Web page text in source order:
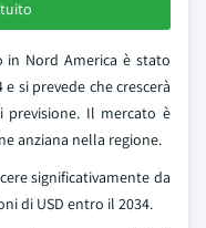
in Nord America è stato
si prevede che crescerà
previsione. Il mercato è
anziana nella regione.
significativamente da
di USD entro il 2034.